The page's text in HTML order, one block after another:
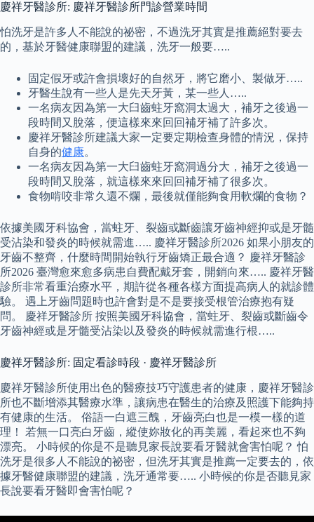
慶祥牙醫診所: 慶祥牙醫診所門診營業時間
怕洗牙是許多人不能說的祕密，不過洗牙其實是推薦絕對要去
的，基於牙醫健康聯盟的建議，洗牙一般要…..
固定假牙或許會損壞好的自然牙，將它磨小、製做牙…..
牙醫生說有一些人是先天牙黃，某一些人…..
一名病友因為第一大臼齒蛀牙窩洞太過大，補牙之後過一
段時間又脫落，便這樣來來回回補牙補了許多次。
慶祥牙醫診所建議大家一定要定期檢查身體的情況，保持
自身的健康。
一名病友因為第一大臼齒蛀牙窩洞過分大，補牙之後過一
段時間又脫落，就這樣來來回回補牙補了很多次。
食物啃咬非常久還不爛，最後就僅能夠食用軟爛的食物？
依據美國牙科協會，當蛀牙、裂齒或斷齒讓牙齒神經抑或是牙髓
受沾染和發炎的時候就需進….. 慶祥牙醫診所2026 如果小朋友的
牙齒不整齊，什麼時間開始執行牙齒矯正最合適？ 慶祥牙醫診
所2026 臺灣愈來愈多病患自費配戴牙套，開銷向來….. 慶祥牙醫
診所非常看重治療水平，期許從各種各樣方面提高病人的就診體
驗。 遇上牙齒問題時也許會對是不是要接受根管治療抱有疑
問。 慶祥牙醫診所 按照美國牙科協會，當蛀牙、裂齒或斷齒令
牙齒神經或是牙髓受沾染以及發炎的時候就需進行根…..
慶祥牙醫診所: 固定看診時段 · 慶祥牙醫診所
慶祥牙醫診所使用出色的醫療技巧守護患者的健康，慶祥牙醫診
所也不斷增添其醫療水準，讓病患在醫生的治療及照護下能夠持
有健康的生活。 俗語一白遮三醜，牙齒亮白也是一模一樣的道
理！ 若無一口亮白牙齒，縱使妳妝化的再美麗，看起來也不夠
漂亮。 小時候的你是不是聽見家長說要看牙醫就會害怕呢？ 怕
洗牙是很多人不能說的祕密，但洗牙其實是推薦一定要去的，依
據牙醫健康聯盟的建議，洗牙通常要….. 小時候的你是否聽見家
長說要看牙醫即會害怕呢？